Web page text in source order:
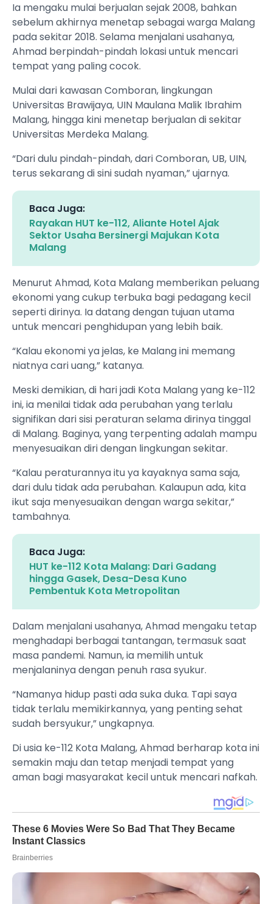
Ia mengaku mulai berjualan sejak 2008, bahkan
sebelum akhirnya menetap sebagai warga Malang
pada sekitar 2018. Selama menjalani usahanya,
Ahmad berpindah-pindah lokasi untuk mencari
tempat yang paling cocok.
Mulai dari kawasan Comboran, lingkungan
Universitas Brawijaya, UIN Maulana Malik Ibrahim
Malang, hingga kini menetap berjualan di sekitar
Universitas Merdeka Malang.
“Dari dulu pindah-pindah, dari Comboran, UB, UIN,
terus sekarang di sini sudah nyaman,” ujarnya.
Baca Juga:
Rayakan HUT ke-112, Aliante Hotel Ajak
Sektor Usaha Bersinergi Majukan Kota
Malang
Menurut Ahmad, Kota Malang memberikan peluang
ekonomi yang cukup terbuka bagi pedagang kecil
seperti dirinya. Ia datang dengan tujuan utama
untuk mencari penghidupan yang lebih baik.
“Kalau ekonomi ya jelas, ke Malang ini memang
niatnya cari uang,” katanya.
Meski demikian, di hari jadi Kota Malang yang ke-112
ini, ia menilai tidak ada perubahan yang terlalu
signifikan dari sisi peraturan selama dirinya tinggal
di Malang. Baginya, yang terpenting adalah mampu
menyesuaikan diri dengan lingkungan sekitar.
“Kalau peraturannya itu ya kayaknya sama saja,
dari dulu tidak ada perubahan. Kalaupun ada, kita
ikut saja menyesuaikan dengan warga sekitar,”
tambahnya.
Baca Juga:
HUT ke-112 Kota Malang: Dari Gadang
hingga Gasek, Desa-Desa Kuno
Pembentuk Kota Metropolitan
Dalam menjalani usahanya, Ahmad mengaku tetap
menghadapi berbagai tantangan, termasuk saat
masa pandemi. Namun, ia memilih untuk
menjalaninya dengan penuh rasa syukur.
“Namanya hidup pasti ada suka duka. Tapi saya
tidak terlalu memikirkannya, yang penting sehat
sudah bersyukur,” ungkapnya.
Di usia ke-112 Kota Malang, Ahmad berharap kota ini
semakin maju dan tetap menjadi tempat yang
aman bagi masyarakat kecil untuk mencari nafkah.